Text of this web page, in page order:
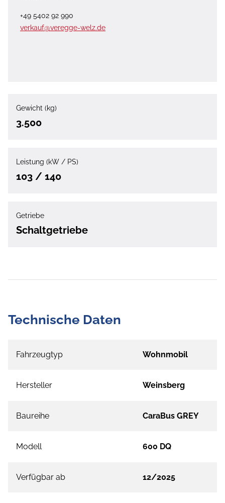
+49 5402 92 990
verkauf@veregge-welz.de
Gewicht (kg)
3.500
Leistung (kW / PS)
103 / 140
Getriebe
Schaltgetriebe
Technische Daten
Fahrzeugtyp Wohnmobil
Hersteller Weinsberg
Baureihe CaraBus GREY
Modell 600 DQ
Verfügbar ab 12/2025